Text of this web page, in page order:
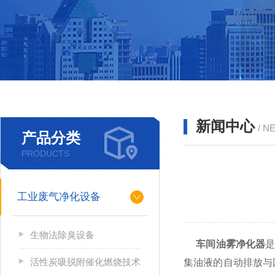
产品分类
PRODUCTS
工业废气净化设备
生物法除臭设备
活性炭吸脱附催化燃烧技术
新闻中心 /
车间油雾净化器
集油液的自动排放